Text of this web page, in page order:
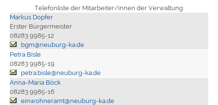
Telefonliste der Mitarbeiter/innen der Verwaltung
Markus Dopfer
Erster Bürgermeister
08283 9985-12
bgm@neuburg-ka.de
Petra Bisle
08283 9985-19
petra.bisle@neuburg-ka.de
Anna-Maria Böck
08283 9985-16
einwohneramt@neuburg-ka.de